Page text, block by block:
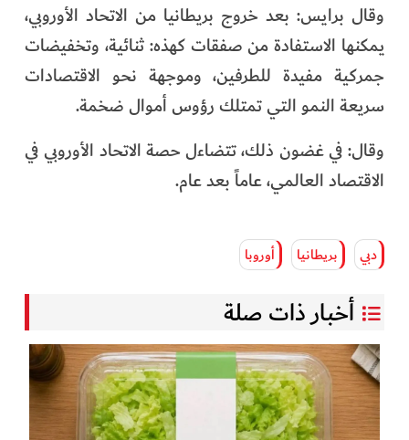
وقال برايس: بعد خروج بريطانيا من الاتحاد الأوروبي،
يمكنها الاستفادة من صفقات كهذه: ثنائية، وتخفيضات
جمركية مفيدة للطرفين، وموجهة نحو الاقتصادات
سريعة النمو التي تمتلك رؤوس أموال ضخمة.
وقال: في غضون ذلك، تتضاءل حصة الاتحاد الأوروبي في
الاقتصاد العالمي، عاماً بعد عام.
دبي بريطانيا أوروبا
أخبار ذات صلة